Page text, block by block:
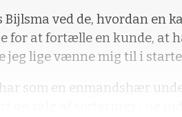
Bijlsma ved de, hvordan en
for at fortælle en kunde, at
jeg lige vænne mig til i
som en enmandshær